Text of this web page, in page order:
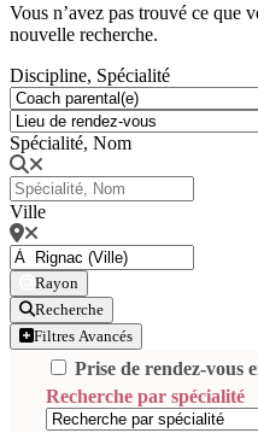
Vous n’avez pas trouvé ce que
nouvelle recherche.
Discipline, Spécialité
Spécialité, Nom
Ville
Rayon
Recherche
Filtres Avancés
Prise de rendez-vous
Recherche par spécialité